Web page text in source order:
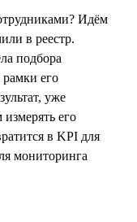
Идём
в реестр.
подбора
его
уже
его
в KPI для
мониторинга